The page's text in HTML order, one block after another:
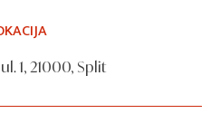
1, 21000, Split